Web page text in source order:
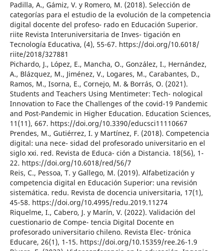
Padilla, A., Gámiz, V. y Romero, M. (2018). Selección de
categorías para el estudio de la evolución de la competencia
digital docente del profeso- rado en Educación Superior.
riite Revista Interuniversitaria de Inves- tigación en
Tecnología Educativa, (4), 55-67. https://doi.org/10.6018/
riite/2018/327881
Pichardo, J., López, E., Mancha, O., González, I., Hernández,
A., Blázquez, M., Jiménez, V., Logares, M., Carabantes, D.,
Ramos, M., Isorna, E., Cornejo, M. & Borrás, O. (2021).
Students and Teachers Using Mentimeter: Tech- nological
Innovation to Face the Challenges of the covid-19 Pandemic
and Post-Pandemic in Higher Education. Education Sciences,
11(11), 667. https://doi.org/10.3390/educsci11110667
Prendes, M., Gutiérrez, I. y Martínez, F. (2018). Competencia
digital: una nece- sidad del profesorado universitario en el
siglo xxi. red. Revista de Educa- ción a Distancia. 18(56), 1-
22. https://doi.org/10.6018/red/56/7
Reis, C., Pessoa, T. y Gallego, M. (2019). Alfabetización y
competencia digital en Educación Superior: una revisión
sistemática. redu. Revista de docencia universitaria, 17(1),
45-58. https://doi.org/10.4995/redu.2019.11274
Riquelme, I., Cabero, J. y Marín, V. (2022). Validación del
cuestionario de Compe- tencia Digital Docente en
profesorado universitario chileno. Revista Elec- trónica
Educare, 26(1), 1-15. https://doi.org/10.15359/ree.26-1.9